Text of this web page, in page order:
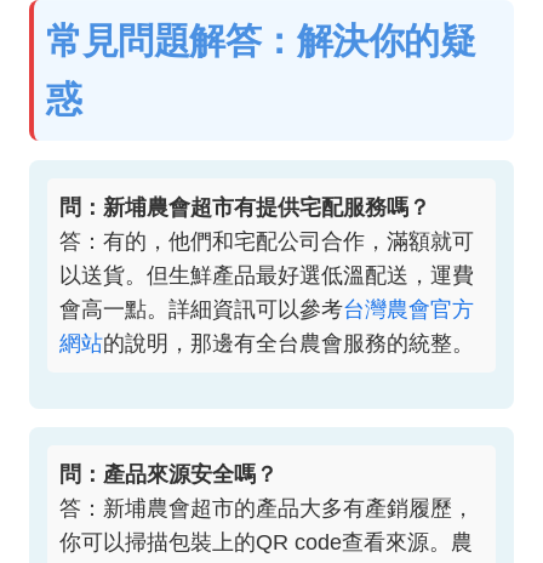
常見問題解答：解決你的疑
惑
問：新埔農會超市有提供宅配服務嗎？
答：有的，他們和宅配公司合作，滿額就可
以送貨。但生鮮產品最好選低溫配送，運費
會高一點。詳細資訊可以參考台灣農會官方
網站的說明，那邊有全台農會服務的統整。
問：產品來源安全嗎？
答：新埔農會超市的產品大多有產銷履歷，
你可以掃描包裝上的QR code查看來源。農